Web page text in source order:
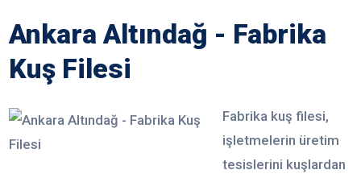
Ankara Altındağ - Fabrika
Kuş Filesi
Fabrika kuş filesi,
işletmelerin üretim
tesislerini kuşlardan